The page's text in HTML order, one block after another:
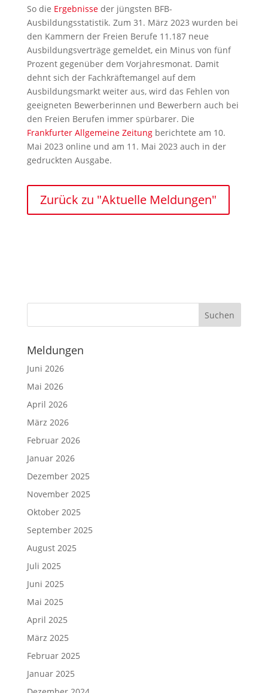
So die Ergebnisseder jüngsten BFB-
Ausbildungsstatistik. Zum 31. März 2023 wurden bei
den Kammern der Freien Berufe 11.187 neue
Ausbildungsverträge gemeldet, ein Minus von fünf
Prozent gegenüber dem Vorjahresmonat. Damit
dehnt sich der Fachkräftemangel auf dem
Ausbildungsmarkt weiter aus, wird das Fehlen von
geeigneten Bewerberinnen und Bewerbern auch bei
den Freien Berufen immer spürbarer. Die
Frankfurter Allgemeine Zeitungberichtete am 10.
Mai 2023 online und am 11. Mai 2023 auch in der
gedruckten Ausgabe.
Zurück zu "Aktuelle Meldungen"
Meldungen
Juni 2026
Mai 2026
April 2026
März 2026
Februar 2026
Januar 2026
Dezember 2025
November 2025
Oktober 2025
September 2025
August 2025
Juli 2025
Juni 2025
Mai 2025
April 2025
März 2025
Februar 2025
Januar 2025